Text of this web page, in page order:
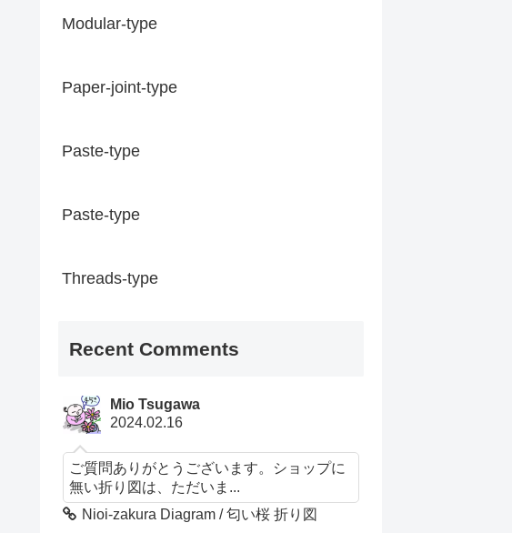
Modular-type
Paper-joint-type
Paste-type
Paste-type
Threads-type
Recent Comments
Mio Tsugawa
2024.02.16
ご質問ありがとうございます。ショップに
無い折り図は、ただいま...
Nioi-zakura Diagram / 匂い桜 折り図